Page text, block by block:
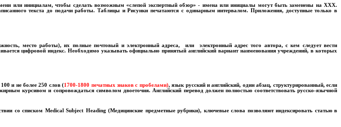
или инициалам, чтобы сделать возможным «слепой экспертный обзор» - имена или инициалы могут быть заменены на XXX.
текста до подачи работы. Таблицы и Рисунки печатаются с одинарным интервалом. Приложения, доступные только в
место работы), их полные почтовый и электронный адреса, или электронный адрес того автора, с кем следует вести
цифровой индекс. Необходимо указывать официально принятый английский вариант наименования учреждений, в которых
и не более 250 слов (1700-1800 печатных знаков с пробелами), язык русский и английский, один абзац, структурированный, если
курсивом и сопровождаться символом двоеточия. Английский перевод должен полностью соответствовать русско-язычной
со списком Medical Subject Heading (Медицинские предметные рубрики), ключевые слова позволяют индексировать статью в